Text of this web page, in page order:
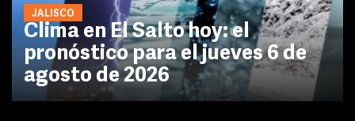
JALISCO
Clima en El Salto hoy: el
pronóstico para el jueves 6 de
agosto de 2026